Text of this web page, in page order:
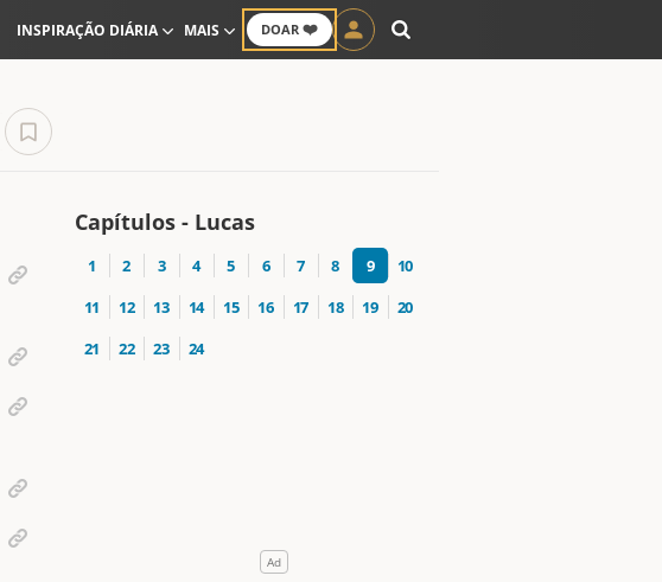
DOAR ❤️
INSPIRAÇÃO DIÁRIA MAIS
Capítulos - Lucas
1 2 3 4 5 6 7 8 9
10
11
12 13 14 15 16 17 18 19
20
21
22 23 24